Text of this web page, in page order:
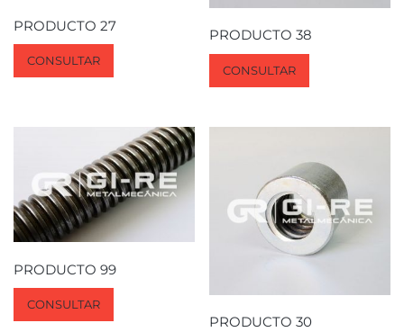
PRODUCTO 27
CONSULTAR
PRODUCTO 38
CONSULTAR
PRODUCTO 99
CONSULTAR
PRODUCTO 30